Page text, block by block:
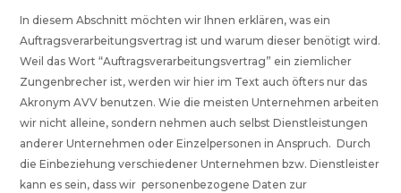
In diesem Abschnitt möchten wir Ihnen erklären, was ein
Auftragsverarbeitungsvertrag ist und warum dieser benötigt wird.
Weil das Wort “Auftragsverarbeitungsvertrag” ein ziemlicher
Zungenbrecher ist, werden wir hier im Text auch öfters nur das
Akronym AVV benutzen. Wie die meisten Unternehmen arbeiten
wir nicht alleine, sondern nehmen auch selbst Dienstleistungen
anderer Unternehmen oder Einzelpersonen in Anspruch. Durch
die Einbeziehung verschiedener Unternehmen bzw. Dienstleister
kann es sein, dass wir personenbezogene Daten zur